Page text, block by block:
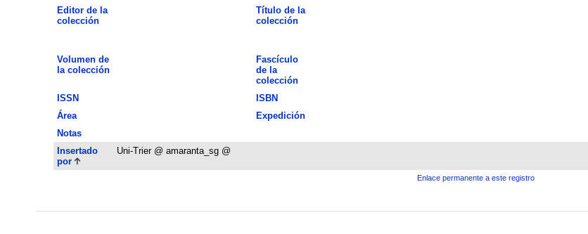
Editor de la
colección
Título de la
colección
Volumen de
la colección
Fascículo
de la
colección
ISSN ISBN
Área
Expedición
Notas
Insertado
por
Uni-Trier @ amaranta_sg @
Enlace permanente a este registro